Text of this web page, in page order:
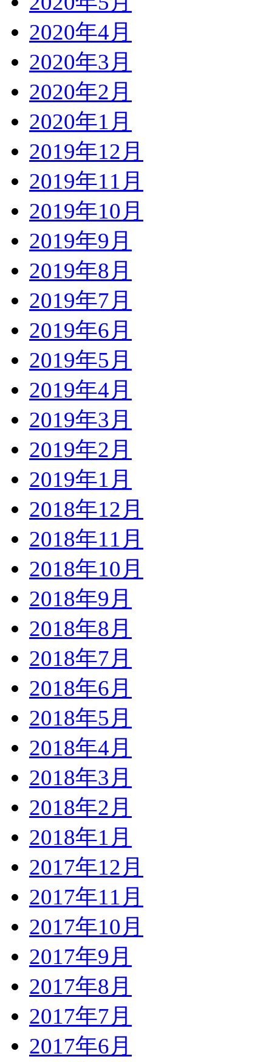
2020年4月
2020年3月
2020年2月
2020年1月
2019年12月
2019年11月
2019年10月
2019年9月
2019年8月
2019年7月
2019年6月
2019年5月
2019年4月
2019年3月
2019年2月
2019年1月
2018年12月
2018年11月
2018年10月
2018年9月
2018年8月
2018年7月
2018年6月
2018年5月
2018年4月
2018年3月
2018年2月
2018年1月
2017年12月
2017年11月
2017年10月
2017年9月
2017年8月
2017年7月
2017年6月